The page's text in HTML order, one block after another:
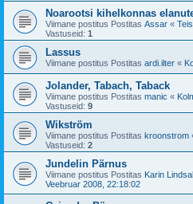
Noarootsi kihelkonnas
Viimane postitus Postitas Assar «
Vastuseid: 1
Lassus
Viimane postitus Postitas ardi.ilter «
Jolander, Tabach, Taback
Viimane postitus Postitas manic «
Vastuseid: 9
Wikström
Viimane postitus Postitas kroonstrom
Vastuseid: 2
Jundelin Pärnus
Viimane postitus Postitas Karin
Veebruar 2008, 22:18:02